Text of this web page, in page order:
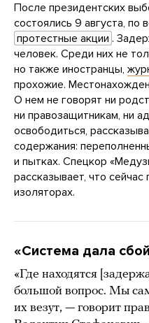
После президентских
состоялись 9 августа, по
протестные акции .
человек. Среди них не
но также иностранцы,
прохожие.
О нем не говорят ни
ни правозащитникам, ни
освободиться,
содержания:
и пытках. Спецкор
рассказывает, что
изоляторах.
«Система дала
«Где находятся
большой вопрос. Мы
их везут, — говорит